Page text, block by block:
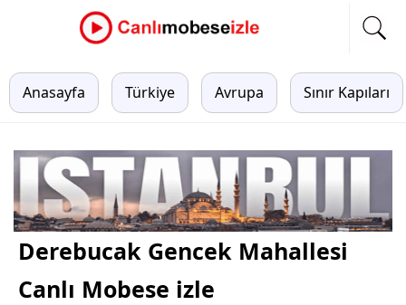
Anasayfa Türkiye Avrupa Sınır Kapıları
Derebucak Gencek Mahallesi
Canlı Mobese izle